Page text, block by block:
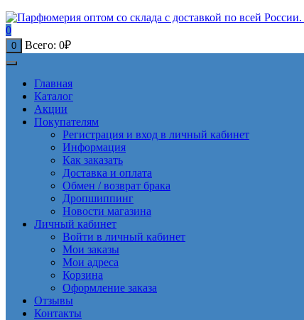
0
0 Всего: 0₽
Главная
Каталог
Акции
Покупателям
Регистрация и вход в личный кабинет
Информация
Как заказать
Доставка и оплата
Обмен / возврат брака
Дропшиппинг
Новости магазина
Личный кабинет
Войти в личный кабинет
Мои заказы
Мои адреса
Корзина
Оформление заказа
Отзывы
Контакты